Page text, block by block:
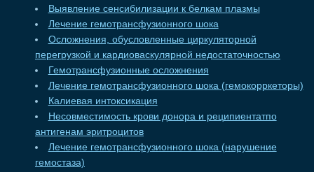
Выявление сенсибилизации к белкам плазмы
Лечение гемотрансфузионного шока
Осложнения, обусловленные циркуляторной
перегрузкой и кардиоваскулярной недостаточностью
Гемотрансфузионные осложнения
Лечение гемотрансфузионного шока (гемокорркеторы)
Калиевая интоксикация
Несовместимость крови донора и реципиентатпо
антигенам эритроцитов
Лечение гемотрансфузионного шока (нарушение
гемостаза)